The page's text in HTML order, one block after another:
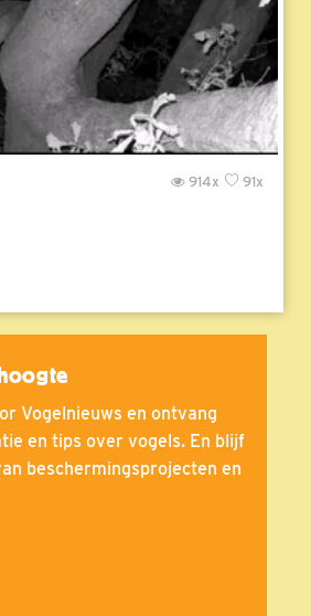
91x
914x
Vogelnieuws en ontvang
en tips over vogels. En blijf
beschermingsprojecten en